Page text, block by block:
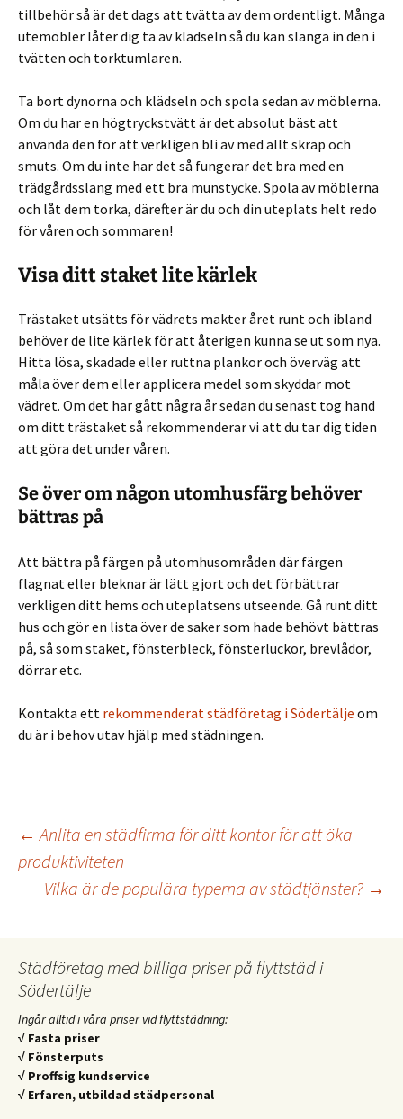
tillbehör så är det dags att tvätta av dem ordentligt. Många
utemöbler låter dig ta av klädseln så du kan slänga in den i
tvätten och torktumlaren.
Ta bort dynorna och klädseln och spola sedan av möblerna.
Om du har en högtryckstvätt är det absolut bäst att
använda den för att verkligen bli av med allt skräp och
smuts. Om du inte har det så fungerar det bra med en
trädgårdsslang med ett bra munstycke. Spola av möblerna
och låt dem torka, därefter är du och din uteplats helt redo
för våren och sommaren!
Visa ditt staket lite kärlek
Trästaket utsätts för vädrets makter året runt och ibland
behöver de lite kärlek för att återigen kunna se ut som nya.
Hitta lösa, skadade eller ruttna plankor och överväg att
måla över dem eller applicera medel som skyddar mot
vädret. Om det har gått några år sedan du senast tog hand
om ditt trästaket så rekommenderar vi att du tar dig tiden
att göra det under våren.
Se över om någon utomhusfärg behöver
bättras på
Att bättra på färgen på utomhusområden där färgen
flagnat eller bleknar är lätt gjort och det förbättrar
verkligen ditt hems och uteplatsens utseende. Gå runt ditt
hus och gör en lista över de saker som hade behövt bättras
på, så som staket, fönsterbleck, fönsterluckor, brevlådor,
dörrar etc.
Kontakta ett rekommenderat städföretag i Södertälje om
du är i behov utav hjälp med städningen.
Inläggsnavigering
← Anlita en städfirma för ditt kontor för att öka
produktiviteten
Vilka är de populära typerna av städtjänster? →
Städföretag med billiga priser på flyttstäd i
Södertälje
Ingår alltid i våra priser vid flyttstädning:
√ Fasta priser
√ Fönsterputs
√ Proffsig kundservice
√ Erfaren, utbildad städpersonal